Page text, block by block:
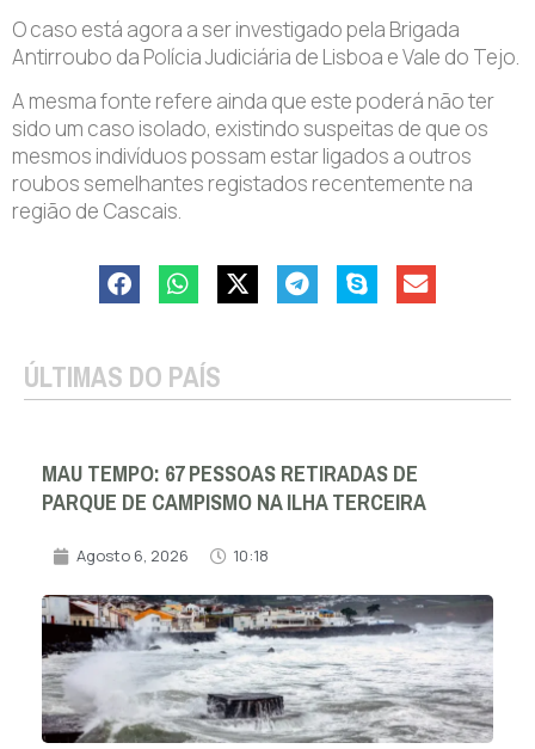
O caso está agora a ser investigado pela Brigada
Antirroubo da Polícia Judiciária de Lisboa e Vale do Tejo.
A mesma fonte refere ainda que este poderá não ter
sido um caso isolado, existindo suspeitas de que os
mesmos indivíduos possam estar ligados a outros
roubos semelhantes registados recentemente na
região de Cascais.
ÚLTIMAS DO PAÍS
MAU TEMPO: 67 PESSOAS RETIRADAS DE
PARQUE DE CAMPISMO NA ILHA TERCEIRA
Agosto 6, 2026 10:18